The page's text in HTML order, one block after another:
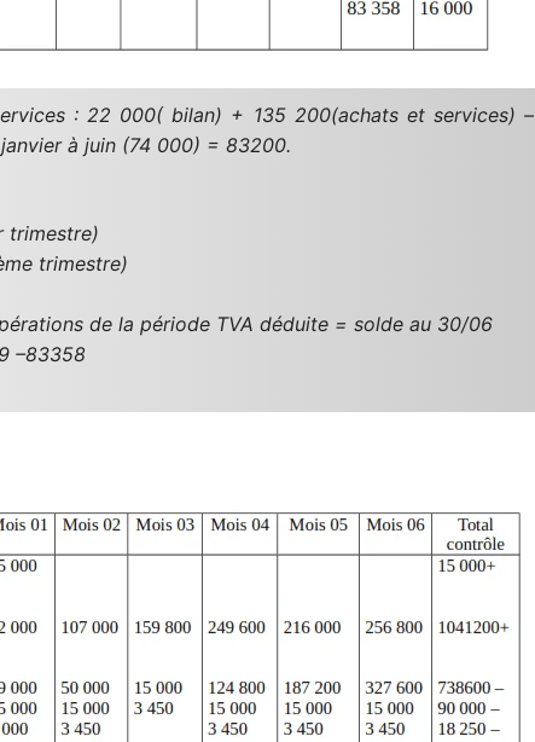
: 22 000( bilan) + 135 200(achats et services) –
à juin (74 000) = 83200.
trimestre)
trimestre)
de la période TVA déduite = solde au 30/06
–83358